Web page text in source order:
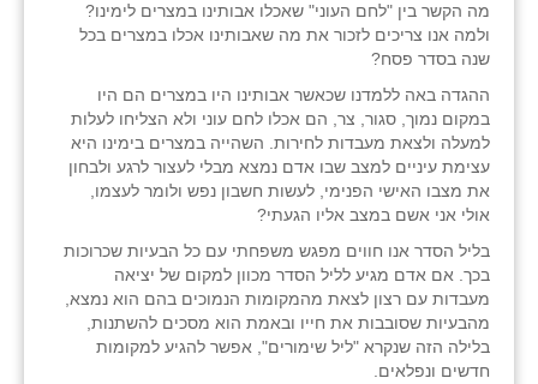
מה הקשר בין "לחם העוני" שאכלו אבותינו במצרים לימינו?
ולמה אנו צריכים לזכור את מה שאבותינו אכלו במצרים בכל
שנה בסדר פסח?
ההגדה באה ללמדנו שכאשר אבותינו היו במצרים הם היו
במקום נמוך, סגור, צר, הם אכלו לחם עוני ולא הצליחו לעלות
למעלה ולצאת מעבדות לחירות. השהייה במצרים בימינו היא
עצימת עיניים למצב שבו אדם נמצא מבלי לעצור לרגע ולבחון
את מצבו האישי הפנימי, לעשות חשבון נפש ולומר לעצמו,
אולי אני אשם במצב אליו הגעתי?
בליל הסדר אנו חווים מפגש משפחתי עם כל הבעיות שכרוכות
בכך. אם אדם מגיע לליל הסדר מכוון למקום של יציאה
מעבדות עם רצון לצאת מהמקומות הנמוכים בהם הוא נמצא,
מהבעיות שסובבות את חייו ובאמת הוא מסכים להשתנות,
בלילה הזה שנקרא "ליל שימורים", אפשר להגיע למקומות
חדשים ונפלאים.